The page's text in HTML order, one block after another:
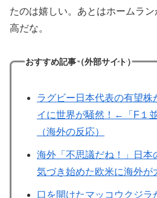
たのは嬉しい。あとはホームラ
高だな。
おすすめ記事（外部サイト）
ラグビー日本代表の有望株
イに世界が騒然！←「F１
（海外の反応）
海外「不思議だね！」日本
気づき始めた欧米に海外が
口を開けたマッコウクジラ